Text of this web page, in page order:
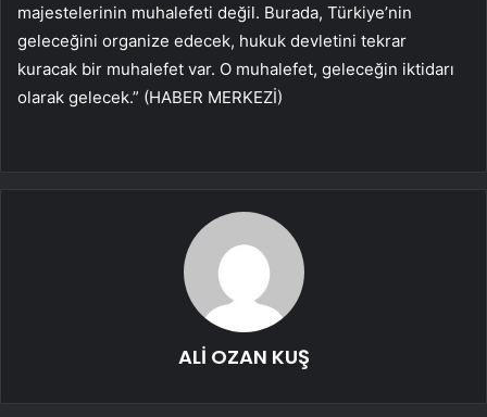
majestelerinin muhalefeti değil. Burada, Türkiye’nin
geleceğini organize edecek, hukuk devletini tekrar
kuracak bir muhalefet var. O muhalefet, geleceğin iktidarı
olarak gelecek.” (HABER MERKEZİ)
ALİ OZAN KUŞ